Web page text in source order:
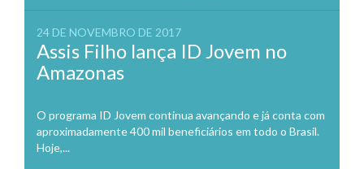
24 DE NOVEMBRO DE 2017
Assis Filho lança ID Jovem no
Amazonas
O programa ID Jovem continua avançando e já conta com
aproximadamente 400 mil beneficiários em todo o Brasil.
Hoje,...